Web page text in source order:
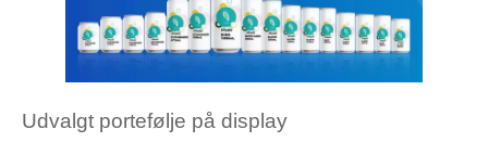
Udvalgt portefølje på display